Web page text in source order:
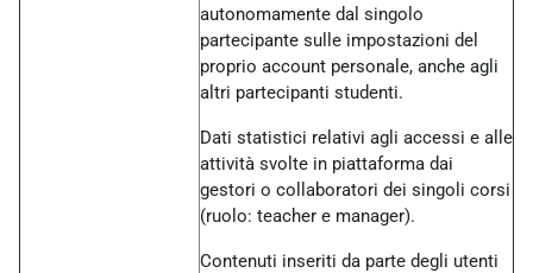
autonomamente dal singolo
partecipante sulle impostazioni del
proprio account personale, anche agli
altri partecipanti studenti.
Dati statistici relativi agli accessi e alle
attività svolte in piattaforma dai
gestori o collaboratori dei singoli corsi
(ruolo: teacher e manager).
Contenuti inseriti da parte degli utenti